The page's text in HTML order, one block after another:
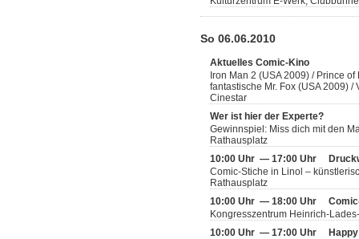
So 06.06.2010
Aktuelles Comic-Kino
Iron Man 2 (USA 2009) / Prince
fantastische Mr. Fox (USA 2009)
Cinestar
Wer ist hier der Experte?
Gewinnspiel: Miss dich mit den
Rathausplatz
10:00 Uhr — 17:00 Uhr
Comic-Stiche in Linol –
Rathausplatz
10:00 Uhr — 18:00 Uhr
Kongresszentrum Heinrich-
10:00 Uhr — 17:00 Uhr